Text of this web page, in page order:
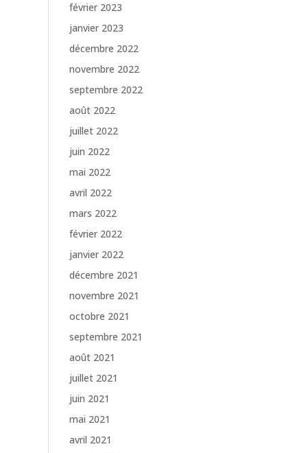
février 2023
janvier 2023
décembre 2022
novembre 2022
septembre 2022
août 2022
juillet 2022
juin 2022
mai 2022
avril 2022
mars 2022
février 2022
janvier 2022
décembre 2021
novembre 2021
octobre 2021
septembre 2021
août 2021
juillet 2021
juin 2021
mai 2021
avril 2021